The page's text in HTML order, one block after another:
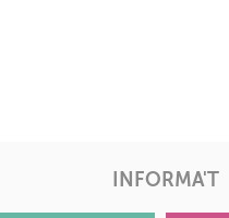
INFORMA'T